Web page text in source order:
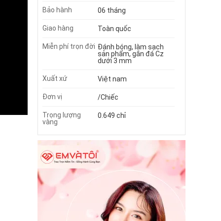
Bảo hành 06 tháng
Giao hàng Toàn quốc
Miễn phí trọn đời Đánh bóng, làm sạch
sản phẩm, gắn đá Cz
dưới 3 mm
Xuất xứ Việt nam
Đơn vị /Chiếc
Trọng lượng
vàng
0.649 chỉ